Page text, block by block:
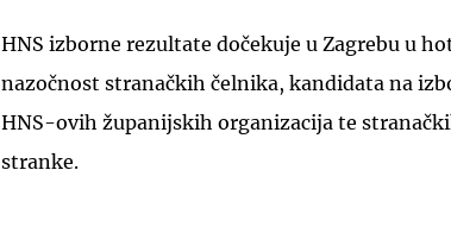
HNS izborne rezultate dočekuje u Zagrebu u
nazočnost stranačkih čelnika, kandidata na
HNS-ovih županijskih organizacija te
stranke.